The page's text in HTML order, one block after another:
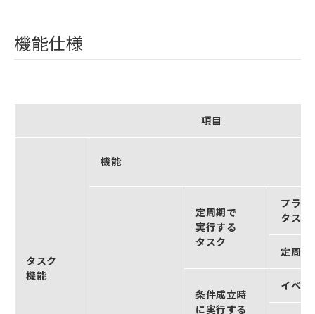
機能仕様
項目
タスク
機能
機能
定周期で
実行する
タスク
プライ
タスク
定周期
条件成立時
に実行する
イベン